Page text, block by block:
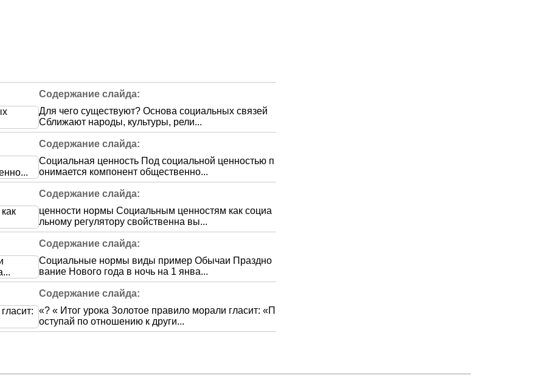
Для чего существуют? Основа социальных связей
Сближают народы, культуры, рели...
Социальная ценность Под социальной ценностью п
онимается компонент общественно...
ценности нормы Социальным ценностям как социа
льному регулятору свойственна вы...
Социальные нормы виды пример Обычаи Праздно
вание Нового года в ночь на 1 янва...
«? « Итог урока Золотое правило морали гласит: «П
оступай по отношению к други...